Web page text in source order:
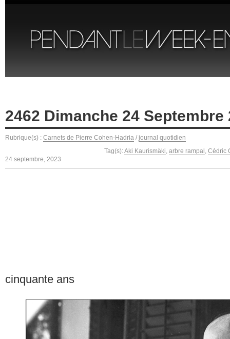
2462 Dimanche 24 Septembre
Rubrique(s) : Carnets de Pierre Cohen-Hadria / journal quotidien
Tag(s):Aki Kaurismäki, arbre rampal , Cédric
24 septembre, 2023
cinquante ans